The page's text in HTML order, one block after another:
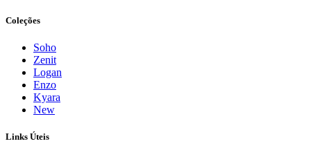
Coleções
Soho
Zenit
Logan
Enzo
Kyara
New
Links Úteis